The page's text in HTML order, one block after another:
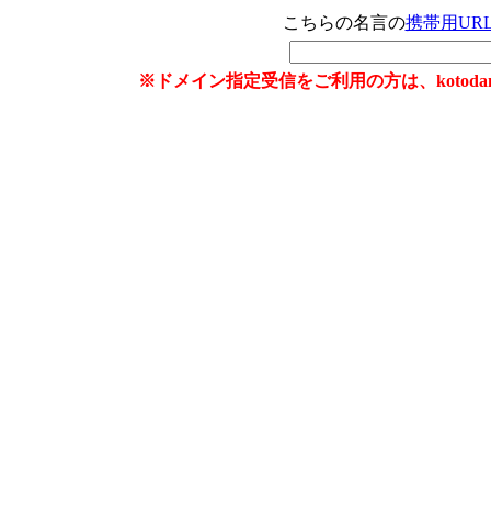
こちらの名言の携帯用
※ドメイン指定受信をご利用の方は、